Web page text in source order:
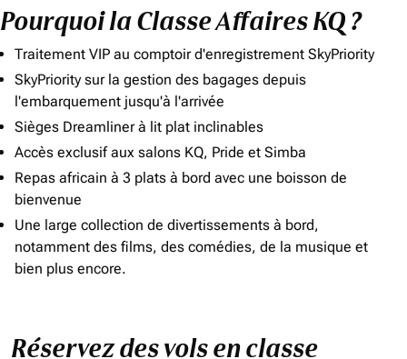
Pourquoi la Classe Affaires KQ ?
Traitement VIP au comptoir d'enregistrement SkyPriority
SkyPriority sur la gestion des bagages depuis
l'embarquement jusqu'à l'arrivée
Sièges Dreamliner à lit plat inclinables
Accès exclusif aux salons KQ, Pride et Simba
Repas africain à 3 plats à bord avec une boisson de
bienvenue
Une large collection de divertissements à bord,
notamment des films, des comédies, de la musique et
bien plus encore.
Réservez des vols en classe